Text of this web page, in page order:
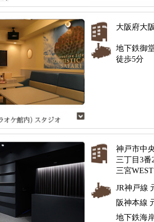
大阪府大
地下鉄御
徒歩5分
神戸市中
三丁目3番
三宮
JR神戸線
阪神本線
地下鉄海